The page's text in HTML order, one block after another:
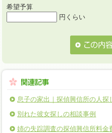
希望予算
円くらい
息子の家出｜探偵興信所の人探
別れた彼女探しの相談事例
姉の失踪調査の探偵興信所料金